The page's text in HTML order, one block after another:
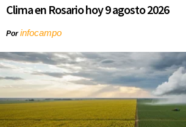
Clima en Rosario hoy 9 agosto 2026
Porinfocampo